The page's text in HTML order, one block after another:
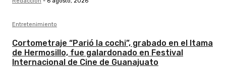
Entretenimiento
Cortometraje “Parió la cochi”, grabado en el Itama
de Hermosillo, fue galardonado en Festival
Internacional de Cine de Guanajuato